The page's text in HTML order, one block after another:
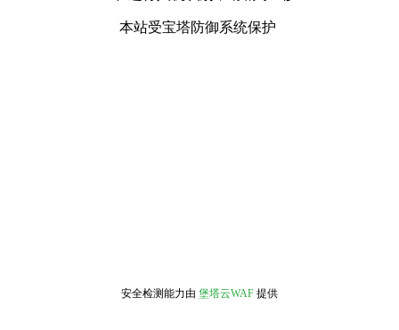
本站受宝塔防御系统保护
安全检测能力由 堡塔云WAF 提供